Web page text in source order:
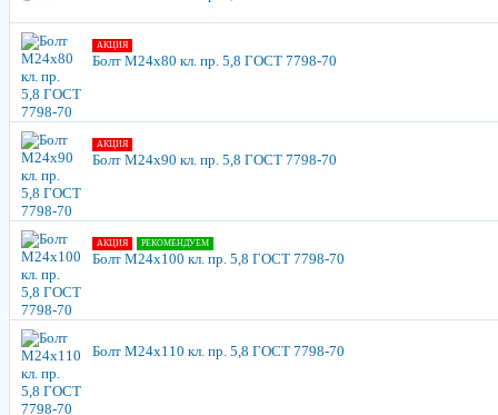
АКЦИЯ
Болт М24х80 кл. пр. 5,8 ГОСТ 7798-70
АКЦИЯ
Болт М24х90 кл. пр. 5,8 ГОСТ 7798-70
АКЦИЯ РЕКОМЕНДУЕМ
Болт М24х100 кл. пр. 5,8 ГОСТ 7798-70
Болт М24х110 кл. пр. 5,8 ГОСТ 7798-70